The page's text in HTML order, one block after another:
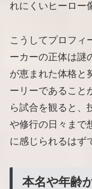
れにくいヒーロー
こうしてプロフィ
ーカーの正体は謎
が恵まれた体格と
ーリーであること
ら試合を観ると、
や修行の日々まで
に感じられるはず
本名や年齢